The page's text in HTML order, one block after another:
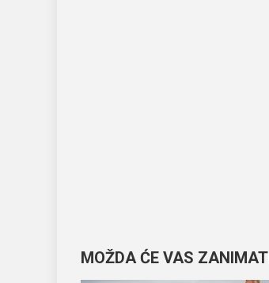
MOŽDA ĆE VAS